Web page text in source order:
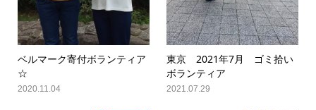
ベルマーク寄付ボランティア
☆
2020.11.04
東京 2021年7月 ゴミ拾い
ボランティア
2021.07.29